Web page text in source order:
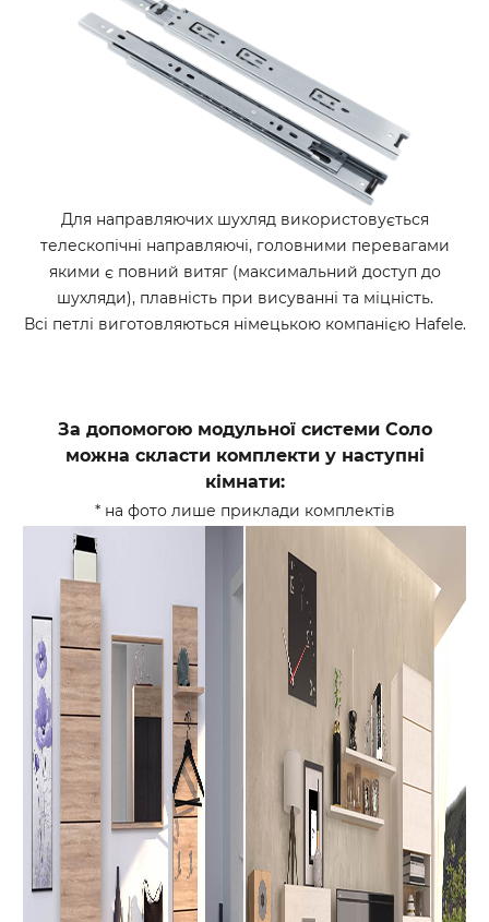
Для направляючих шухляд використовується
телескопічні направляючі, головними перевагами
якими є повний витяг (максимальний доступ до
шухляди), плавність при висуванні та міцність.
Всі петлі виготовляються німецькою компанією Hafele.
За допомогою модульної системи Соло
можна скласти комплекти у наступні
кімнати:
* на фото лише приклади комплектів